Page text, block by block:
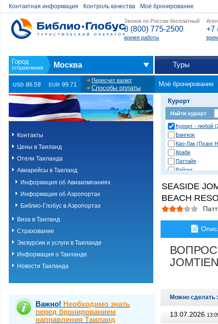
Контактная информация Контроль качества Моё бронирование
Звонок по России бесплатный
8 (800) 775-2500
время работы
+7
Москва Туры
USD 86.59 EUR 99.71
Пересчет валют
Способы оплаты
Моё бронирование
Контакты
Цены в Таиланд
Отели Таиланда
Авиарейсы в Таиланд
Информация об Авиакомпаниях
Информация об Аэропортах
Библио-Глобус в Аэропортах
Виза в Таиланд
Страхование
Экскурсии и услуги в Таиланде
Информация о Таиланде
Новости Таиланда
Важно! Необходимо знать
перед бронированием
направления Таиланд
Курорт
Найти курорт
Курорт - любой
Бангкок
Као-Лак (Пханг
Краби
Паттайя
Районг
о. Пханган
о.Ланта
о.Пхи-Пхи
о.Пхукет.
о.Пхукет. Пляж
о.Пхукет. Пляж
о.Пхукет. Пляж
о.Пхукет. Пляж
о.Пхукет. Пляж
о.Пхукет. Пляж
о.Пхукет. Пляж
о.Пхукет. Пляж
SEASIDE
BEACH
Можно сделать
13.07.2026